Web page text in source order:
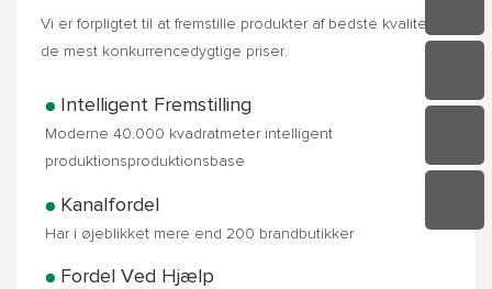
Vi er forpligtet til at fremstille produkter af bedste kvalitet til
de mest konkurrencedygtige priser.
● Intelligent Fremstilling
Moderne 40.000 kvadratmeter intelligent
produktionsproduktionsbase
● Kanalfordel
Har i øjeblikket mere end 200 brandbutikker
● Fordel Ved Hjælp